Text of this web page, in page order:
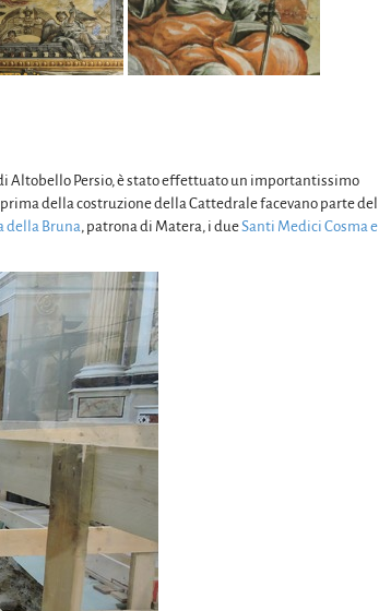
Altobello Persio, è stato effettuato un importantissimo
della costruzione della Cattedrale facevano parte del
della Bruna, patrona di Matera, i dueSanti Medici Cosma e